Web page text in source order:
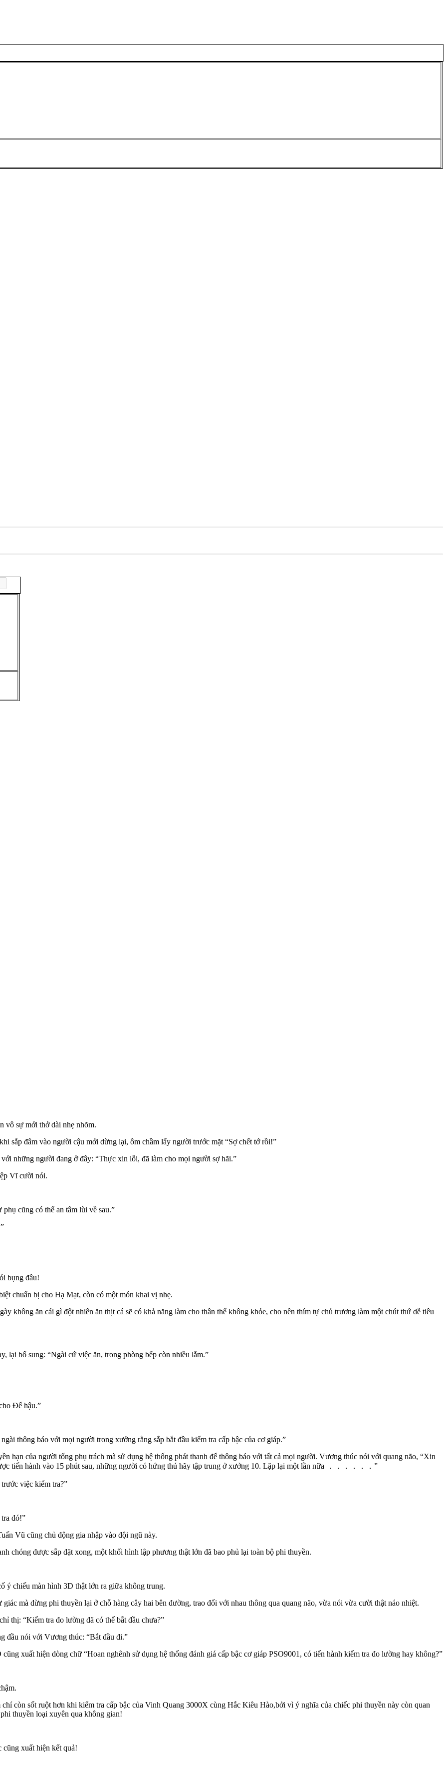
vô sự mới thở dài nhẹ nhõm.
sắp đâm vào người cậu mới dừng lại, ôm chầm lấy người trước mặt “Sợ chết tớ rồi!”
những người đang ở đây: “Thực xin lỗi, đã làm cho mọi người sợ hãi.”
Vĩ cười nói.
cũng có thể an tâm lùi về sau.”
bụng đâu!
chuẩn bị cho Hạ Mạt, còn có một món khai vị nhẹ.
không ăn cái gì đột nhiên ăn thịt cá sẽ có khả năng làm cho thân thể không khỏe, cho nên thím tự chủ trương làm một chút thứ dễ tiêu
lại bổ sung: “Ngài cứ việc ăn, trong phòng bếp còn nhiều lắm.”
Đế hậu.”
thông báo với mọi người trong xưởng rằng sắp bắt đầu kiểm tra cấp bậc của cơ giáp.”
hạn của người tổng phụ trách mà sử dụng hệ thống phát thanh để thông báo với tất cả mọi người. Vương thúc nói với quang não, “Xin
tiến hành vào 15 phút sau, những người có hứng thú hãy tập trung ở xưởng 10. Lặp lại một lần nữa ．．．．．．”
việc kiểm tra?”
đó!”
Vũ cũng chủ động gia nhập vào đội ngũ này.
chóng được sắp đặt xong, một khối hình lập phương thật lớn đã bao phủ lại toàn bộ phi thuyền.
ý chiếu màn hình 3D thật lớn ra giữa không trung.
mà dừng phi thuyền lại ở chỗ hàng cây hai bên đường, trao đổi với nhau thông qua quang não, vừa nói vừa cười thật náo nhiệt.
thị: “Kiểm tra đo lường đã có thể bắt đầu chưa?”
đầu nói với Vương thúc: “Bắt đầu đi.”
xuất hiện dòng chữ “Hoan nghênh sử dụng hệ thống đánh giá cấp bậc cơ giáp PSO9001, có tiến hành kiểm tra đo lường hay không?”
còn sốt ruột hơn khi kiểm tra cấp bậc của Vinh Quang 3000X cùng Hắc Kiêu Hào,bởi vì ý nghĩa của chiếc phi thuyền này còn quan
thuyền loại xuyên qua không gian!
xuất hiện kết quả!